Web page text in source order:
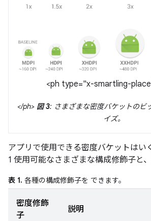
<ph type="x-smartling-
</ph> 図 3: さまざまな密度バケットのビ
イズ。
アプリで使用できる密度バケットはい
1 使用可能なさまざまな構成修飾子と、
表 1. 各種の構成修飾子を できます。
密度修飾
子
説明